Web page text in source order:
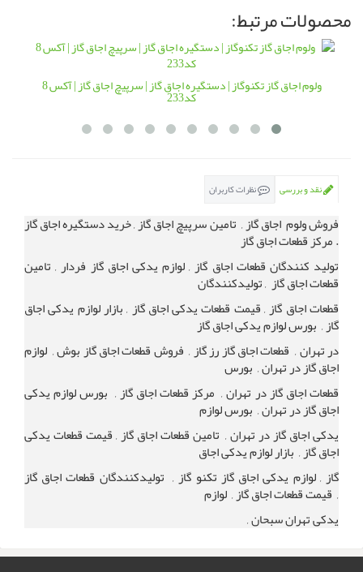
محصولات مرتبط:
ولوم اجاق گاز تکنوگاز | دستگیره اجاق گاز | سرپیچ اجاق گاز | آکس 8
کد233
نقد و بررسی نظرات کاربران
فروش ولوم اجاق گاز , تامین سرپیچ اجاق گاز , خرید دستگیره اجاق گاز
. مرکز قطعات اجاق گاز
تولید کنندگان قطعات اجاق گاز , لوازم یدکی اجاق گاز فردار , تامین
قطعات اجاق گاز , تولیدکنندگان
قطعات اجاق گاز , قیمت قطعات یدکی اجاق گاز , بازار لوازم یدکی اجاق
گاز , بورس لوازم یدکی اجاق گاز
در تهران , قطعات اجاق گاز رز گاز , فروش قطعات اجاق گاز بوش , لوازم
اجاق گاز در تهران , بورس
قطعات اجاق گاز در تهران , مرکز قطعات اجاق گاز , بورس لوازم یدکی
اجاق گاز در تهران , بورس لوازم
یدکی اجاق گاز در تهران , تامین قطعات اجاق گاز , قیمت قطعات یدکی
اجاق گاز , بازار لوازم یدکی اجاق
گاز , لوازم یدکی اجاق گاز تکنو گاز , تولیدکنندگان قطعات اجاق گاز
, قیمت قطعات اجاق گاز , لوازم
یدکی تهران سبحان ,